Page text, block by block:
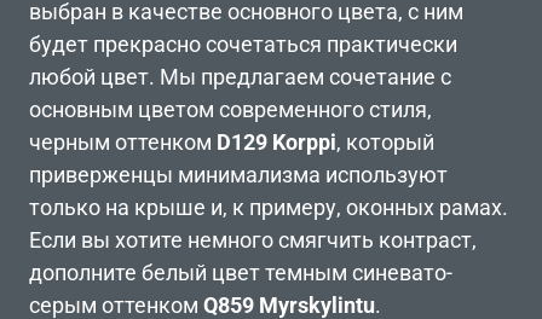
выбран в качестве основного цвета, с ним
будет прекрасно сочетаться практически
любой цвет. Мы предлагаем сочетание с
основным цветом современного стиля,
черным оттенком D129 Korppi, который
приверженцы минимализма используют
только на крыше и, к примеру, оконных рамах.
Если вы хотите немного смягчить контраст,
дополните белый цвет темным синевато-
серым оттенком Q859 Myrskylintu.